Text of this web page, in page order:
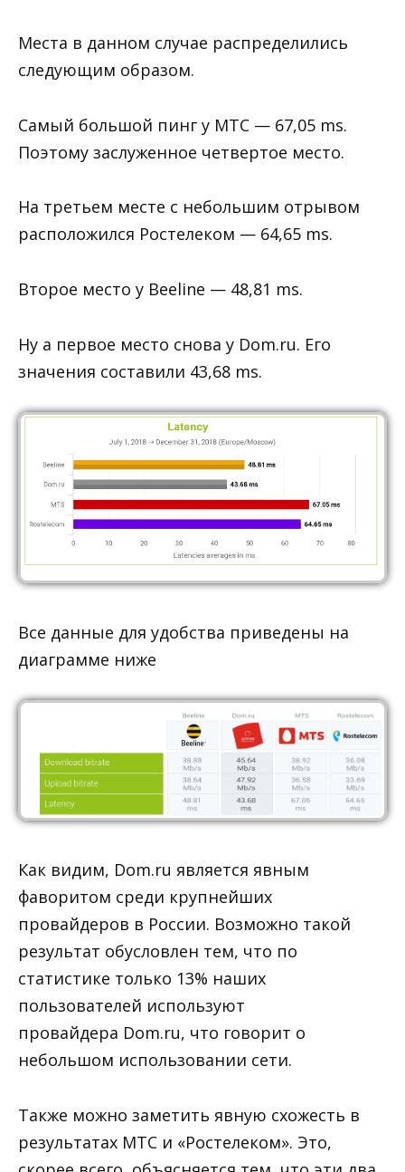
Места в данном случае распределились
следующим образом.
Самый большой пинг у МТС — 67,05 ms.
Поэтому заслуженное четвертое место.
На третьем месте с небольшим отрывом
расположился Ростелеком — 64,65 ms.
Второе место у Beeline — 48,81 ms.
Ну а первое место снова у Dom.ru. Его
значения составили 43,68 ms.
Все данные для удобства приведены на
диаграмме ниже
Как видим, Dom.ru является явным
фаворитом среди крупнейших
провайдеров в России. Возможно такой
результат обусловлен тем, что по
статистике только 13% наших
пользователей используют
провайдера Dom.ru, что говорит о
небольшом использовании сети.
Также можно заметить явную схожесть в
результатах МТС и «Ростелеком». Это,